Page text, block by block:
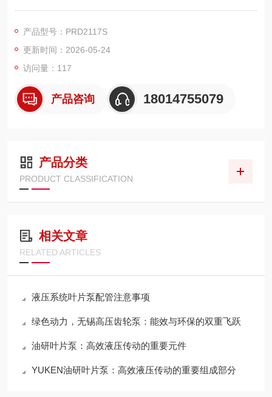
托成熟液压技术生产，产品通用性强，常适配替换多款进口齿轮
产品型号：PRD2117S
更新时间：2026-05-24
访问量：117
产品咨询 18014755079
产品分类
PRODUCT CLASSIFICATION
相关文章
RELATED ARTICLES
液压系统叶片泵配管注意事项
绿色动力，无锡高压齿轮泵：能效与环保的双重飞跃
油研叶片泵：高效液压传动的重要元件
YUKEN油研叶片泵：高效液压传动的重要组成部分